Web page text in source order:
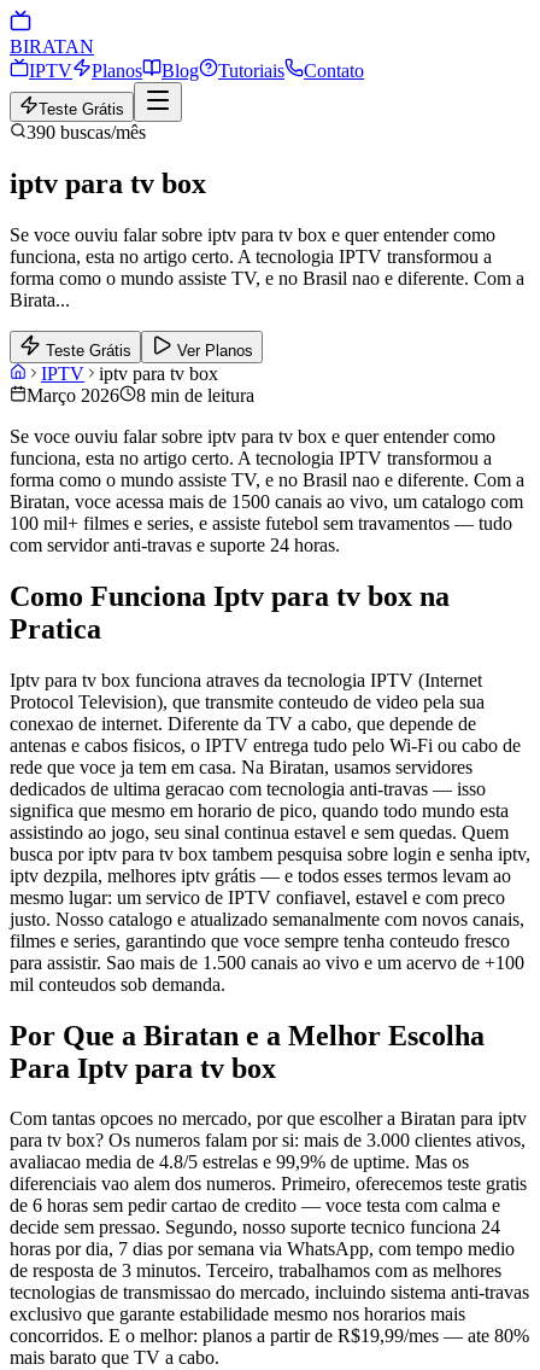
BIRATAN
IPTV
Planos Blog Tutoriais Contato
Teste Grátis
390 buscas/mês
iptv para tv box
Se voce ouviu falar sobre iptv para tv box e quer entender como
funciona, esta no artigo certo. A tecnologia IPTV transformou a
forma como o mundo assiste TV, e no Brasil nao e diferente. Com a
Birata...
Teste Grátis Ver Planos
IPTV
iptv para tv box
Março 2026
8 min de leitura
Se voce ouviu falar sobre iptv para tv box e quer entender como
funciona, esta no artigo certo. A tecnologia IPTV transformou a
forma como o mundo assiste TV, e no Brasil nao e diferente. Com a
Biratan, voce acessa mais de 1500 canais ao vivo, um catalogo com
100 mil+ filmes e series, e assiste futebol sem travamentos — tudo
com servidor anti-travas e suporte 24 horas.
Como Funciona Iptv para tv box na
Pratica
Iptv para tv box funciona atraves da tecnologia IPTV (Internet
Protocol Television), que transmite conteudo de video pela sua
conexao de internet. Diferente da TV a cabo, que depende de
antenas e cabos fisicos, o IPTV entrega tudo pelo Wi-Fi ou cabo de
rede que voce ja tem em casa. Na Biratan, usamos servidores
dedicados de ultima geracao com tecnologia anti-travas — isso
significa que mesmo em horario de pico, quando todo mundo esta
assistindo ao jogo, seu sinal continua estavel e sem quedas. Quem
busca por iptv para tv box tambem pesquisa sobre login e senha iptv,
iptv dezpila, melhores iptv grátis — e todos esses termos levam ao
mesmo lugar: um servico de IPTV confiavel, estavel e com preco
justo. Nosso catalogo e atualizado semanalmente com novos canais,
filmes e series, garantindo que voce sempre tenha conteudo fresco
para assistir. Sao mais de 1.500 canais ao vivo e um acervo de +100
mil conteudos sob demanda.
Por Que a Biratan e a Melhor Escolha
Para Iptv para tv box
Com tantas opcoes no mercado, por que escolher a Biratan para iptv
para tv box? Os numeros falam por si: mais de 3.000 clientes ativos,
avaliacao media de 4.8/5 estrelas e 99,9% de uptime. Mas os
diferenciais vao alem dos numeros. Primeiro, oferecemos teste gratis
de 6 horas sem pedir cartao de credito — voce testa com calma e
decide sem pressao. Segundo, nosso suporte tecnico funciona 24
horas por dia, 7 dias por semana via WhatsApp, com tempo medio
de resposta de 3 minutos. Terceiro, trabalhamos com as melhores
tecnologias de transmissao do mercado, incluindo sistema anti-travas
exclusivo que garante estabilidade mesmo nos horarios mais
concorridos. E o melhor: planos a partir de R$19,99/mes — ate 80%
mais barato que TV a cabo.